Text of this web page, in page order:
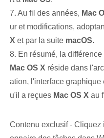
7. Au fil des années, Mac
ur et modifications,
X et par la suite macOS.
8. En résumé, la
Mac OS X réside dans
ation, l'interface graphique
u'il a reçues Mac OS X au
Contenu exclusif -